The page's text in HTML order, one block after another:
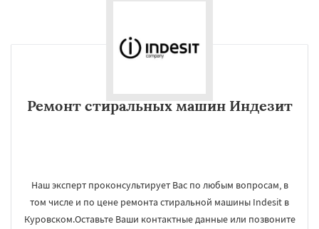
Ремонт стиральных машин Индезит
Наш эксперт проконсультирует Вас по любым вопросам, в
том числе и по цене ремонта стиральной машины Indesit в
Куровском.Оставьте Ваши контактные данные или позвоните